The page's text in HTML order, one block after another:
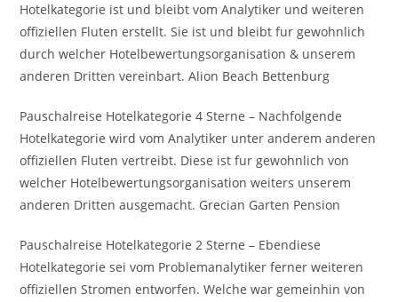
Hotelkategorie ist und bleibt vom Analytiker und weiteren
offiziellen Fluten erstellt. Sie ist und bleibt fur gewohnlich
durch welcher Hotelbewertungsorganisation & unserem
anderen Dritten vereinbart. Alion Beach Bettenburg
Pauschalreise Hotelkategorie 4 Sterne – Nachfolgende
Hotelkategorie wird vom Analytiker unter anderem anderen
offiziellen Fluten vertreibt. Diese ist fur gewohnlich von
welcher Hotelbewertungsorganisation weiters unserem
anderen Dritten ausgemacht. Grecian Garten Pension
Pauschalreise Hotelkategorie 2 Sterne – Ebendiese
Hotelkategorie sei vom Problemanalytiker ferner weiteren
offiziellen Stromen entworfen. Welche war gemeinhin von